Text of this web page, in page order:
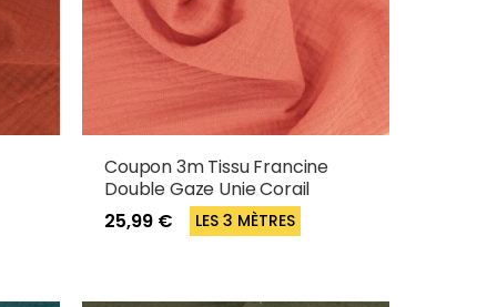
Coupon 3m Tissu Francine
Double Gaze Unie Corail
25,99 €
LES 3 MÈTRES